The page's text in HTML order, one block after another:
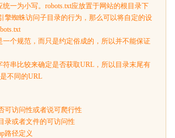
统一为小写。robots.txt应放置于网站的根目录下
擎蜘蛛访问子目录的行为，那么可以将自定的设
一个规范，而只是约定俗成的，所以并不能保证
符串比较来确定是否获取URL，所以目录末尾有
不同的URL
可访问性或者说可爬行性
录或者文件的可访问性
路径定义